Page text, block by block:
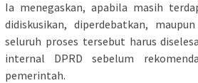
Ia menegaskan, apabila masih
didiskusikan, diperdebatkan,
seluruh proses tersebut harus
internal DPRD sebelum
pemerintah.